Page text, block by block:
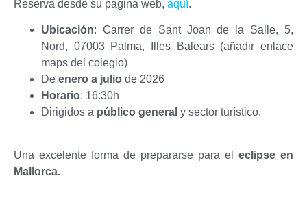
Reserva desde su pagina web, aquí.
Ubicación: Carrer de Sant Joan de la Salle, 5,
Nord, 07003 Palma, Illes Balears (añadir enlace
maps del colegio)
De enero a julio de 2026
Horario: 16:30h
Dirigidos a público general y sector turístico.
Una excelente forma de prepararse para el eclipse en
Mallorca.